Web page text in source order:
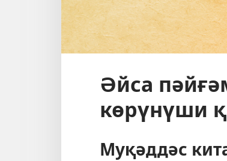
Әйса
көрүнүши
Муқәддәс